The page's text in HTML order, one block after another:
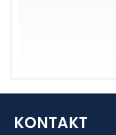
KONTAKT